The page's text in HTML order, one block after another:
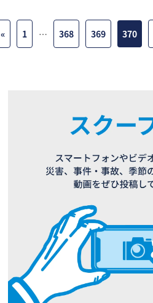
« 1 … 368 369 370